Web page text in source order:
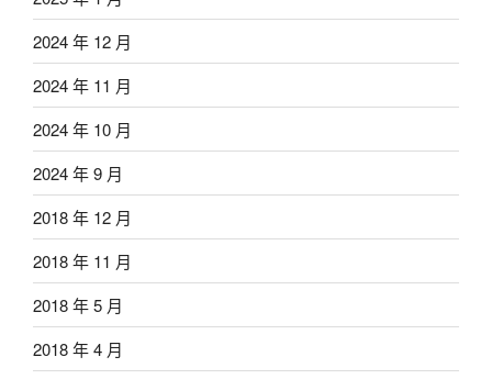
2024 年 12 月
2024 年 11 月
2024 年 10 月
2024 年 9 月
2018 年 12 月
2018 年 11 月
2018 年 5 月
2018 年 4 月